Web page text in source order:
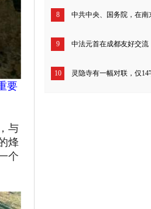
要
与
烽
个
8 中共中央、国务院，在
9 中法元首在成都友好交流
10